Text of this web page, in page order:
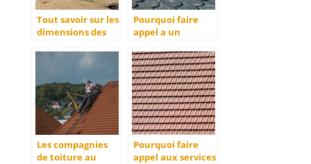
Tout savoir sur les
dimensions des
Pourquoi faire
appel a un
travaux ?
Les compagnies
de toiture au
Pourquoi faire
appel aux services